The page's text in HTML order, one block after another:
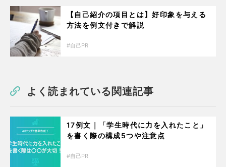
【自己紹介の項目とは】好印象を与える
方法を例文付きで解説
自己PR
よく読まれている関連記事
17例文｜「学生時代に力を入れたこと」
を書く際の構成5つや注意点
自己PR